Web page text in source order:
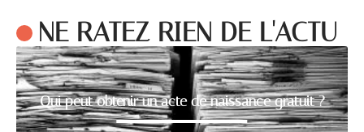
NE RATEZ RIEN DE L'ACTU
Qui peut obtenir un acte de naissance gratuit ?